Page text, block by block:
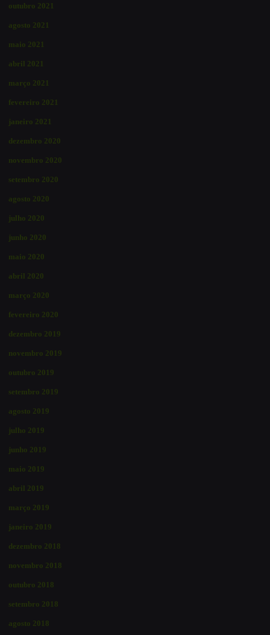
outubro 2021
agosto 2021
maio 2021
abril 2021
março 2021
fevereiro 2021
janeiro 2021
dezembro 2020
novembro 2020
setembro 2020
agosto 2020
julho 2020
junho 2020
maio 2020
abril 2020
março 2020
fevereiro 2020
dezembro 2019
novembro 2019
outubro 2019
setembro 2019
agosto 2019
julho 2019
junho 2019
maio 2019
abril 2019
março 2019
janeiro 2019
dezembro 2018
novembro 2018
outubro 2018
setembro 2018
agosto 2018